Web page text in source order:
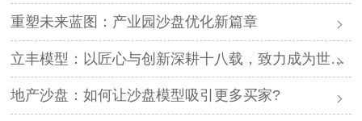
重塑未来蓝图：产业园沙盘优化新篇章
立丰模型：以匠心与创新深耕十八载，致力成为世界顶级视觉工程服务商_复制
地产沙盘：如何让沙盘模型吸引更多买家?